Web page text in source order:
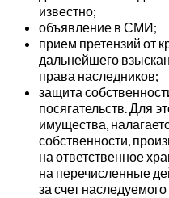
известно;
объявление в СМИ;
прием претензий от
дальнейшего
права наследников;
защита
посягательств. Для
имущества,
собственности,
на ответственное
на перечисленные
за счет